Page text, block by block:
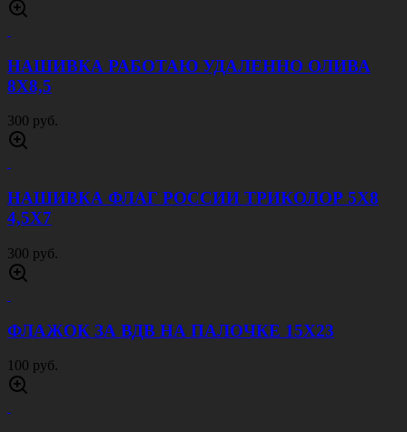
НАШИВКА РАБОТАЮ УДАЛЕННО ОЛИВА
8Х8,5
300 руб.
НАШИВКА ФЛАГ РОССИИ ТРИКОЛОР 5Х8
4,5Х7
300 руб.
ФЛАЖОК ЗА ВДВ НА ПАЛОЧКЕ 15Х23
100 руб.